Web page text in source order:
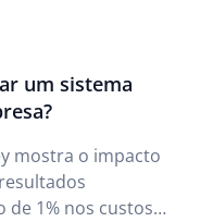
um sistema
mostra o impacto
de 1% nos custos